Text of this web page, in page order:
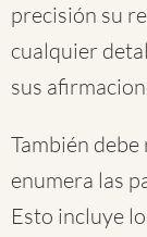
precisión su
cualquier
sus
También
enumera las
Esto incluye